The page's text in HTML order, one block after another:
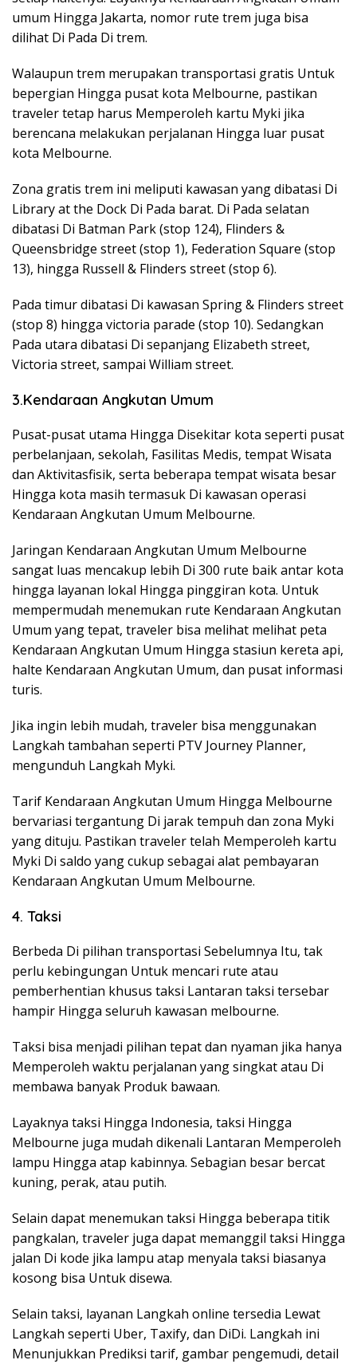
umum Hingga Jakarta, nomor rute trem juga bisa
dilihat Di Pada Di trem.
Walaupun trem merupakan transportasi gratis Untuk
bepergian Hingga pusat kota Melbourne, pastikan
traveler tetap harus Memperoleh kartu Myki jika
berencana melakukan perjalanan Hingga luar pusat
kota Melbourne.
Zona gratis trem ini meliputi kawasan yang dibatasi Di
Library at the Dock Di Pada barat. Di Pada selatan
dibatasi Di Batman Park (stop 124), Flinders &
Queensbridge street (stop 1), Federation Square (stop
13), hingga Russell & Flinders street (stop 6).
Pada timur dibatasi Di kawasan Spring & Flinders street
(stop 8) hingga victoria parade (stop 10). Sedangkan
Pada utara dibatasi Di sepanjang Elizabeth street,
Victoria street, sampai William street.
3.Kendaraan Angkutan Umum
Pusat-pusat utama Hingga Disekitar kota seperti pusat
perbelanjaan, sekolah, Fasilitas Medis, tempat Wisata
dan Aktivitasfisik, serta beberapa tempat wisata besar
Hingga kota masih termasuk Di kawasan operasi
Kendaraan Angkutan Umum Melbourne.
Jaringan Kendaraan Angkutan Umum Melbourne
sangat luas mencakup lebih Di 300 rute baik antar kota
hingga layanan lokal Hingga pinggiran kota. Untuk
mempermudah menemukan rute Kendaraan Angkutan
Umum yang tepat, traveler bisa melihat melihat peta
Kendaraan Angkutan Umum Hingga stasiun kereta api,
halte Kendaraan Angkutan Umum, dan pusat informasi
turis.
Jika ingin lebih mudah, traveler bisa menggunakan
Langkah tambahan seperti PTV Journey Planner,
mengunduh Langkah Myki.
Tarif Kendaraan Angkutan Umum Hingga Melbourne
bervariasi tergantung Di jarak tempuh dan zona Myki
yang dituju. Pastikan traveler telah Memperoleh kartu
Myki Di saldo yang cukup sebagai alat pembayaran
Kendaraan Angkutan Umum Melbourne.
4. Taksi
Berbeda Di pilihan transportasi Sebelumnya Itu, tak
perlu kebingungan Untuk mencari rute atau
pemberhentian khusus taksi Lantaran taksi tersebar
hampir Hingga seluruh kawasan melbourne.
Taksi bisa menjadi pilihan tepat dan nyaman jika hanya
Memperoleh waktu perjalanan yang singkat atau Di
membawa banyak Produk bawaan.
Layaknya taksi Hingga Indonesia, taksi Hingga
Melbourne juga mudah dikenali Lantaran Memperoleh
lampu Hingga atap kabinnya. Sebagian besar bercat
kuning, perak, atau putih.
Selain dapat menemukan taksi Hingga beberapa titik
pangkalan, traveler juga dapat memanggil taksi Hingga
jalan Di kode jika lampu atap menyala taksi biasanya
kosong bisa Untuk disewa.
Selain taksi, layanan Langkah online tersedia Lewat
Langkah seperti Uber, Taxify, dan DiDi. Langkah ini
Menunjukkan Prediksi tarif, gambar pengemudi, detail